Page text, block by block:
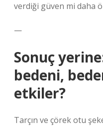
verdiği güven mi daha
—
Sonuç
bedeni,
etkiler?
Tarçın ve çörek otu